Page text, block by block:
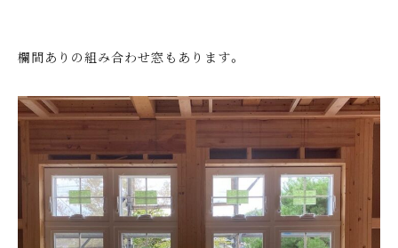
欄間ありの組み合わせ窓もあります。